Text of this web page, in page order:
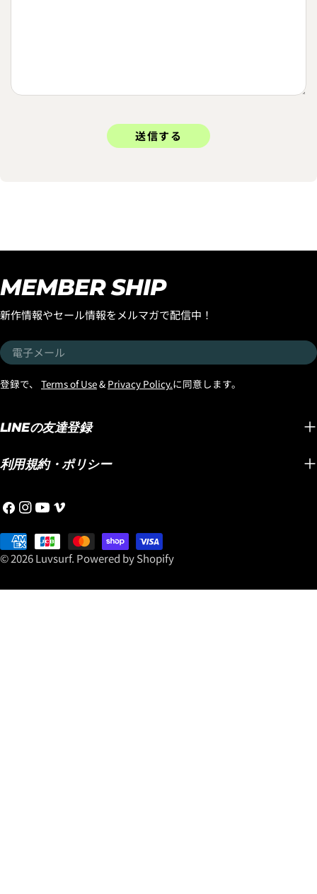
送信する
MEMBER SHIP
新作情報やセール情報をメルマガで配信中！
電
子
メ
登録で、 Terms of Use& Privacy Policy.に同意します。
LINEの友達登録
利用規約・ポリシー
フ
ス
ッ
イ
ス
タ
ラ
YouTube
ヴ
メ
オ
© 2026Luvsurf. Powered by Shopify
支
い